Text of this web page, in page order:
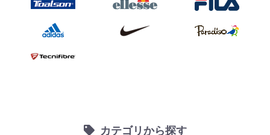
カテゴリから探す